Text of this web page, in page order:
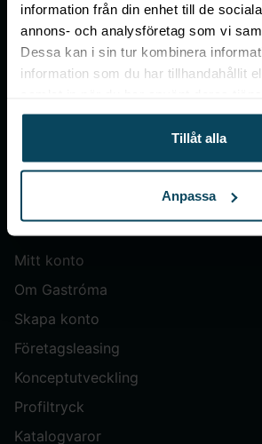
information från din enhet till de
annons- och analysföretag som vi
Dessa kan i sin tur kombinera
information som du har tillhandahållit
Tillåt alla
Anpassa
Risängsgatan 4
Org. no: 559365-7504
Meny
Mitt konto
Om Gastróma
Skapa konto
Företagsleasing
Konceptutveckling
Profiltryck
Katalogvaror